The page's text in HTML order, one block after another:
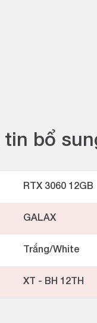
tin bổ
RTX 3060 12GB
GALAX
Trắng/White
XT - BH 12TH